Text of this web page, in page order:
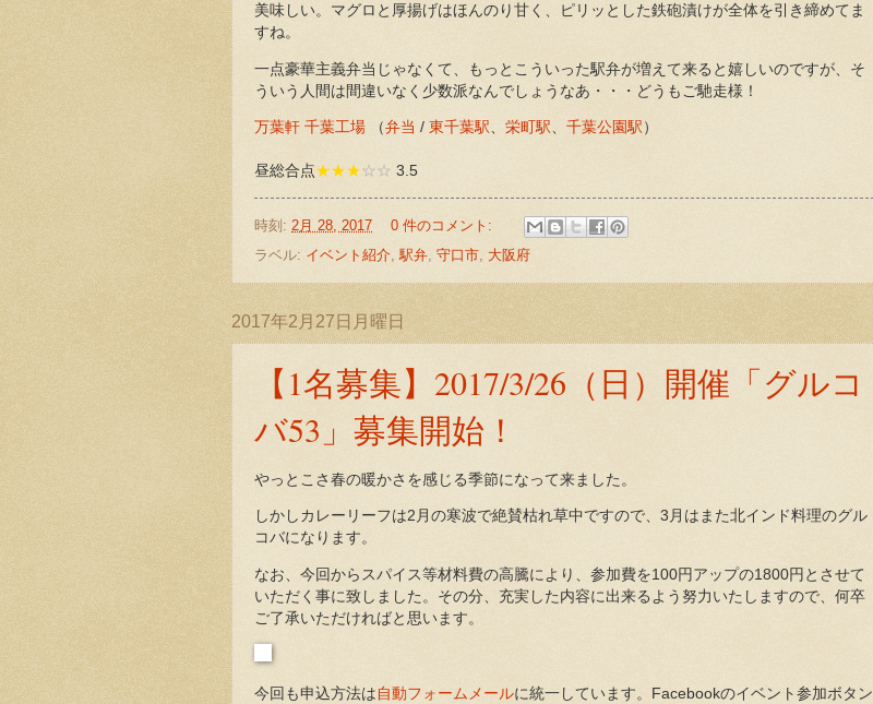
美味しい。マグロと厚揚げはほんのり甘く、ピリッとした鉄砲漬けが全体を引き締めてま
すね。
一点豪華主義弁当じゃなくて、もっとこういった駅弁が増えて来ると嬉しいのですが、そ
ういう人間は間違いなく少数派なんでしょうなあ・・・どうもご馳走様！
万葉軒 千葉工場 （弁当 / 東千葉駅、 栄町駅、 千葉公園駅 ）
昼総合点★★★ ☆☆ 3.5
時刻: 2月 28, 2017
0 件のコメント:
ラベル: イベント紹介,駅弁, 守口市, 大阪府
2017年2月27日月曜日
【1名募集】2017/3/26（日）開催「グルコ
バ53」募集開始！
やっとこさ春の暖かさを感じる季節になって来ました。
しかしカレーリーフは2月の寒波で絶賛枯れ草中ですので、3月はまた北インド料理のグル
コバになります。
なお、今回からスパイス等材料費の高騰により、参加費を100円アップの1800円とさせて
いただく事に致しました。その分、充実した内容に出来るよう努力いたしますので、何卒
ご了承いただければと思います。
今回も申込方法は自動フォームメールに統一しています。Facebookのイベント参加ボタン